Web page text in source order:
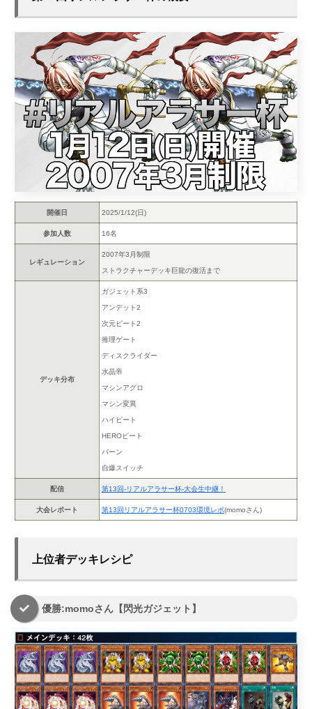
開催日 2025/1/12(日)
参加人数 16名
レギュレーション
2007年3月制限
ストラクチャーデッキ巨龍の復活まで
デッキ分布
ガジェット系3
アンデット2
次元ビート2
推理ゲート
ディスクライダー
水晶帝
マシンアグロ
マシン変異
ハイビート
HEROビート
バーン
自爆スイッチ
配信 第13回-リアルアラサー杯-大会生中継！
大会レポート 第13回リアルアラサー杯0703環境レポ(momoさん)
上位者デッキレシピ
優勝:momoさん【閃光ガジェット】